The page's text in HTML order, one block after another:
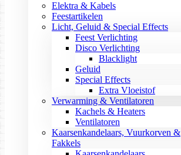
Elektra & Kabels
Feestartikelen
Licht, Geluid & Special Effects
Feest Verlichting
Disco Verlichting
Blacklight
Geluid
Special Effects
Extra Vloeistof
Verwarming & Ventilatoren
Kachels & Heaters
Ventilatoren
Kaarsenkandelaars, Vuurkorven &
Fakkels